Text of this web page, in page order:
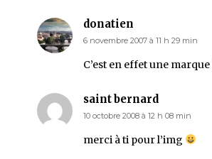
donatien
6 novembre 2007 à 11 h 29 min
C’est en effet une
saint bernard
10 octobre 2008 à 12 h 08 min
merci à ti pour l’img